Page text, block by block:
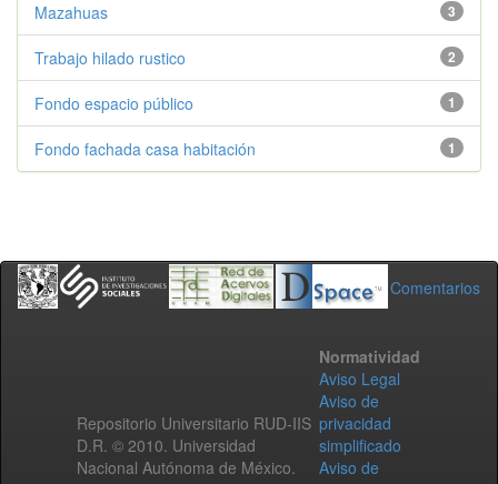
3
Mazahuas
2
Trabajo hilado rustico
1
Fondo espacio público
1
Fondo fachada casa habitación
Comentarios
Repositorio Universitario RUD-IIS
D.R. © 2010. Universidad
Nacional Autónoma de México.
Normatividad
Aviso Legal
Aviso de
privacidad
simplificado
Aviso de